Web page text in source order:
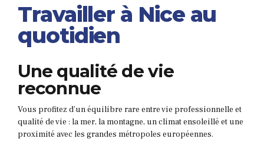
Travailler à Nice au
quotidien
Une qualité de vie
reconnue
Vous profitez d’un équilibre rare entre vie professionnelle et
qualité de vie : la mer, la montagne, un climat ensoleillé et une
proximité avec les grandes métropoles européennes.